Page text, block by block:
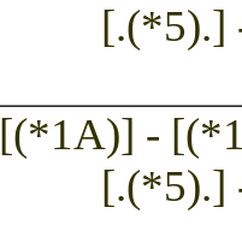
[.(*5).]
[(*1A)] -
[.(*5).]